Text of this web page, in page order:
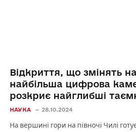
Відкриття, що змінять
найбільша цифрова
розкриє найглибші
НАУКА 28.10.2024
На вершині гори на півночі Чилі